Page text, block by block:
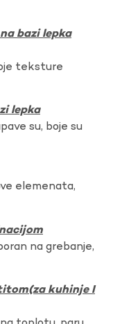
bazi lepka
teksture
lepka
su, boje su
elemenata,
na grebanje,
kuhinje I